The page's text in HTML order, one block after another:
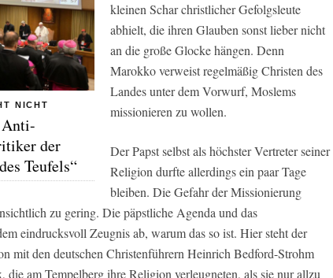
NICHT
Anti-
der
Teufels“
kleinen Schar christlicher Gefolgsleute
abhielt, die ihren Glauben sonst lieber nicht
an die große Glocke hängen. Denn
Marokko verweist regelmäßig Christen des
Landes unter dem Vorwurf, Moslems
missionieren zu wollen.
Der Papst selbst als höchster Vertreter seiner
Religion durfte allerdings ein paar Tage
bleiben. Die Gefahr der Missionierung
zu gering. Die päpstliche Agenda und das
eindrucksvoll Zeugnis ab, warum das so ist. Hier steht der
mit den deutschen Christenführern Heinrich Bedford-Strohm
am Tempelberg ihre Religion verleugneten, als sie nur allzu